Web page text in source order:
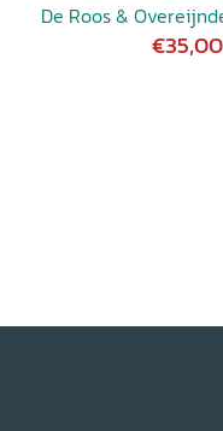
De Roos &
€35,00